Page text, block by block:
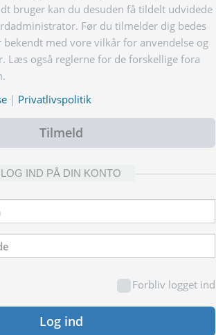
bruger kan du desuden få tildelt udvidede
Før du tilmelder dig bedes
bekendt med vore vilkår for anvendelse og
Læs også reglerne for de forskellige fora
| Privatlivspolitik
Tilmeld
LOG IND PÅ DIN KONTO
Forbliv logget ind
Log ind